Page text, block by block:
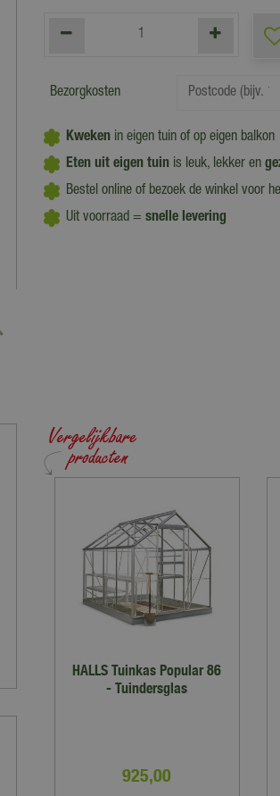
Bezorgkosten
Kweken in eigen tuin of op eigen balkon
Eten uit eigen tuinis leuk, lekker en
Bestel online of bezoek de winkel voor
Uit voorraad = snelle levering
HALLS Tuinkas Popular 86
- Tuindersglas
925,00